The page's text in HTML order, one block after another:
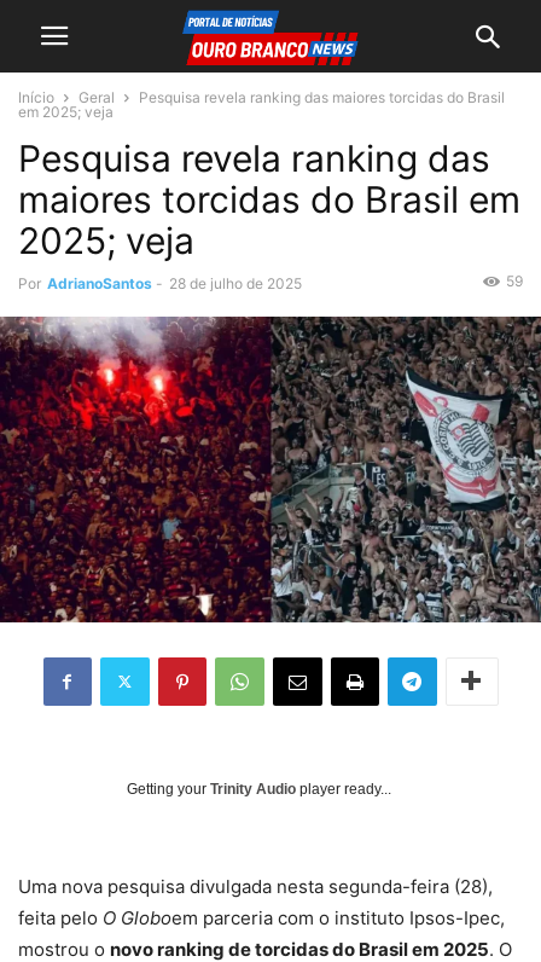
Início Geral
Pesquisa revela ranking das maiores torcidas do Brasil
em 2025; veja
Pesquisa revela ranking das
maiores torcidas do Brasil em
2025; veja
Por AdrianoSantos - 28 de julho de 2025 59
Getting your Trinity Audio player ready...
Uma nova pesquisa divulgada nesta segunda-feira (28),
feita pelo O Globoem parceria com o instituto Ipsos-Ipec,
mostrou o novo ranking de torcidas do Brasil em 2025. O